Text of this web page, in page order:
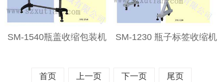
SM-1540瓶盖收缩包装机 SM-1230 瓶子标签收缩机
首页 上一页 下一页 尾页